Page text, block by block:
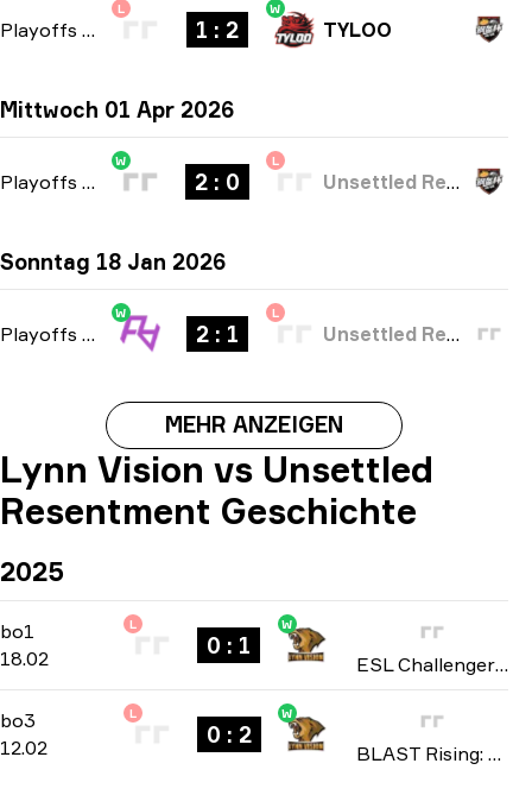
Playoffs
L
1 : 2
W
TYLOO
Mittwoch 01 Apr 2026
Playoffs bo3
W
2 : 0
L
Unsettled Resentment
Sonntag 18 Jan 2026
Playoffs bo3
W
2 : 1
L
Unsettled Resentment
MEHR ANZEIGEN
Lynn Vision vs Unsettled
Resentment Geschichte
2025
bo1 Regular Season
bo1
18.02
L
0 : 1
W
ESL Challenger League: Asia season 49 2025
bo3 -bo3
12.02
L
0 : 2
W
BLAST Rising: Asia Spring 2025